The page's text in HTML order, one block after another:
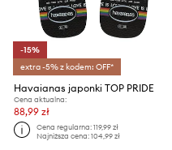
-15%
extra -5% z kodem: OFF*
Havaianas japonki TOP PRIDE
Cena aktualna:
88,99 zł
Cena regularna:119,99 zł
Najniższa cena:104,99 zł